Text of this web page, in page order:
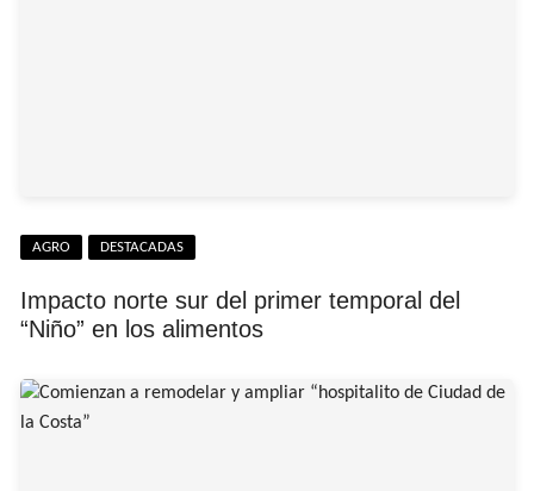
AGRO DESTACADAS
Impacto norte sur del primer temporal del
“Niño” en los alimentos